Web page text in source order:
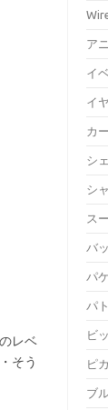
レベ
そう
ア
イ
イ
カ
シ
シ
ス
バ
パ
パ
ビ
ピ
ブ